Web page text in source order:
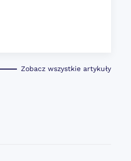
Zobacz wszystkie artykuły